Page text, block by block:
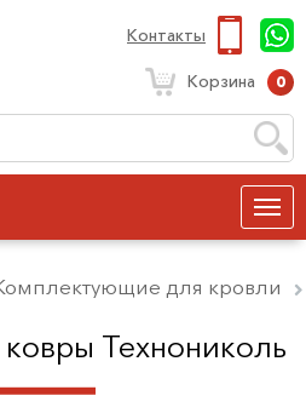
Контакты
Корзина 0
для кровли
Технониколь